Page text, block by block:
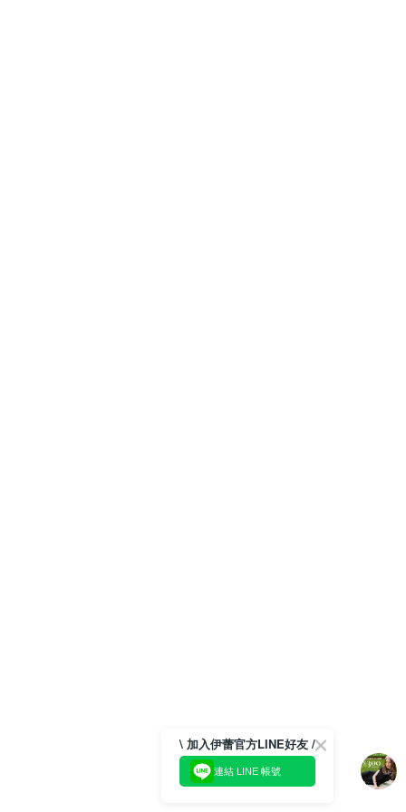
\ 加入伊蕾官方LINE好友 /
連結 LINE 帳號